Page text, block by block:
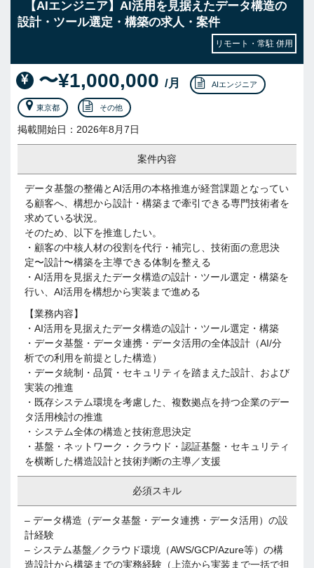
【AIエンジニア】AI活用を見据えたデータ構造の
設計・ツール選定・構築の求人・案件
リモート・常駐 併用
〜¥1,000,000 /月 AIエンジニア
東京都 その他
掲載開始日：2026年8月7日
案件内容
データ基盤の整備とAI活用の本格推進が経営課題となってい
る顧客へ、構想から設計・構築まで牽引できる専門技術者を
求めている状況。
そのため、以下を推進したい。
・顧客の中核人材の役割を代行・補完し、技術面の意思決
定〜設計〜構築を主導できる体制を整える
・AI活用を見据えたデータ構造の設計・ツール選定・構築を
行い、AI活用を構想から実装まで進める
【業務内容】
・AI活用を見据えたデータ構造の設計・ツール選定・構築
・データ基盤・データ連携・データ活用の全体設計（AI/分
析での利用を前提とした構造）
・データ統制・品質・セキュリティを踏まえた設計、および
実装の推進
・既存システム環境を考慮した、複数拠点を持つ企業のデー
タ活用検討の推進
・システム全体の構造と技術意思決定
・基盤・ネットワーク・クラウド・認証基盤・セキュリティ
を横断した構造設計と技術判断の主導／支援
必須スキル
– データ構造（データ基盤・データ連携・データ活用）の設
計経験
– システム基盤／クラウド環境（AWS/GCP/Azure等）の構
造設計から構築までの実務経験（上流から実装まで一括で担